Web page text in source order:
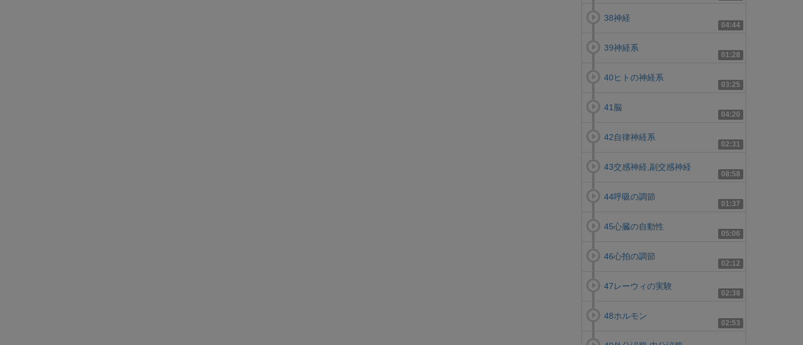
04:44
38神経
01:28
39神経系
03:25
40ヒトの神経系
04:20
41脳
02:31
42自律神経系
08:58
43交感神経,副交感神経
01:37
44呼吸の調節
05:06
45心臓の自動性
02:12
46心拍の調節
02:38
47レーウィの実験
02:53
48ホルモン